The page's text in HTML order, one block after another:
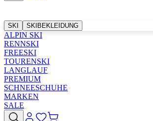
SKI SKIBEKLEIDUNG
ALPIN SKI
RENNSKI
FREESKI
TOURENSKI
LANGLAUF
PREMIUM
SCHNEESCHUHE
MARKEN
SALE